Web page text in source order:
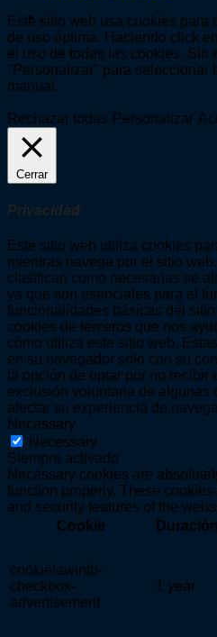
Este sitio web usa cookies para
de uso óptima. Haciendo click
el uso de todas las cookies. Sin
"Personalizar" para seleccionar
manual.
Rechazar todas Personalizar
Cerrar
Privacidad
Este sitio web utiliza cookies
mientras navega por el sitio
clasifican como necesarias se
ya que son esenciales para el
funcionalidades básicas del
cookies de terceros que nos
cómo utiliza este sitio web.
en su navegador solo con su
la opción de optar por no recibir
exclusión voluntaria de algunas
afectar su experiencia de
Necessary
Necessary
Siempre activado
Necessary cookies are
function properly. These
and security features of the
Cookie
Duración
cookielawinfo-
checkbox-
advertisement
1 year